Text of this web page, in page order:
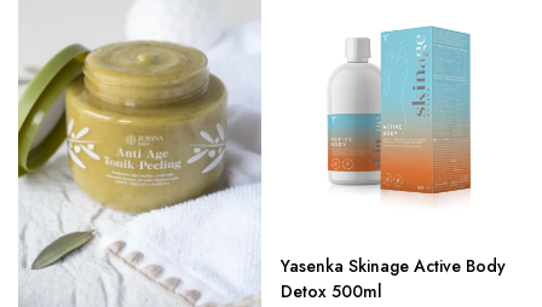
Yasenka Skinage Active Body
Detox 500ml